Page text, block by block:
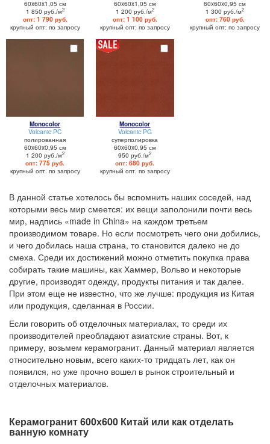
60x60x1,05 см
1 850 руб./м2
опт: 1 790 руб.
крупный опт: по запросу
60x60x1,05 см
1 200 руб./м2
опт: 1 100 руб.
крупный опт: по запросу
60x60x0,95 см
1 300 руб./м2
опт: 760 руб.
крупный опт: по запросу
Monocolor
Volcanic PC
полированная
60x60x0,95 см
1 200 руб./м2
опт: 775 руб.
крупный опт: по запросу
Monocolor
Volcanic PG
суперполировка
60x60x0,95 см
950 руб./м2
опт: 680 руб.
крупный опт: по запросу
В данной статье хотелось бы вспомнить наших соседей, над
которыми весь мир смеется: их вещи заполонили почти весь
мир, надпись «made in China» на каждом третьем
производимом товаре. Но если посмотреть чего они добились,
и чего добилась наша страна, то становится далеко не до
смеха. Среди их достижений можно отметить покупка права
собирать такие машины, как Хаммер, Вольво и некоторые
другие, производят одежду, продукты питания и так далее.
При этом еще не известно, что же лучше: продукция из Китая
или продукция, сделанная в России.
Если говорить об отделочных материалах, то среди их
производителей преобладают азиатские страны. Вот, к
примеру, возьмем керамогранит. Данный материал является
относительно новым, всего каких-то тридцать лет, как он
появился, но уже прочно вошел в рынок строительный и
отделочных материалов.
Керамогранит 600х600 Китай или как отделать
ванную комнату